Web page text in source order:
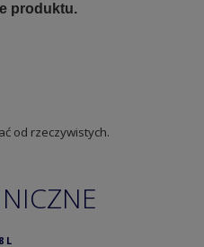
produktu.
od rzeczywistych.
L